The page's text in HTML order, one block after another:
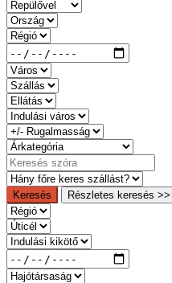
Keresés Részletes keresés >>